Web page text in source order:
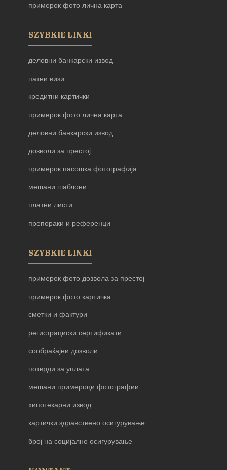
примерок фото лична карта
SZYBKIE LINKI
деловни банкарски извод
патни визи
кредитни картички
примерок фото лична карта
деловни банкарски извод
дозволи за престој
примерок пасошка фотографија
мешани шаблони
платни листи
препораки и референци
SZYBKIE LINKI
примерок фото дозвола за престој
примерок фото картичка
сметки и фактури
регистрациски сертификати
сообраќајни дозволи
потврди за уплата
мешани примероци фотографии
хипотекарни извод
картички здравствено осигурување
број на социјално осигурување